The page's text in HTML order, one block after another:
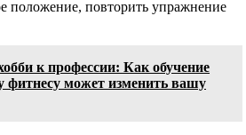
положение, повторить упражнение
к профессии: Как обучение
фитнесу может изменить вашу